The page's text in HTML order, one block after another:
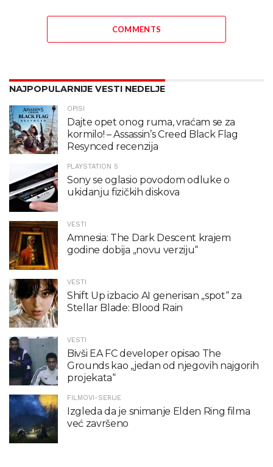
COMMENTS
NAJPOPULARNIJE VESTI NEDELJE
OPISI
Dajte opet onog ruma, vraćam se za
kormilo! – Assassin’s Creed Black Flag
Resynced recenzija
PLAYSTATION 5
Sony se oglasio povodom odluke o
ukidanju fizičkih diskova
VESTI
Amnesia: The Dark Descent krajem
godine dobija „novu verziju“
VESTI
Shift Up izbacio AI generisan „spot“ za
Stellar Blade: Blood Rain
VESTI
Bivši EA FC developer opisao The
Grounds kao „jedan od njegovih najgorih
projekata“
FILMOVI-SERIJE
Izgleda da je snimanje Elden Ring filma
već završeno